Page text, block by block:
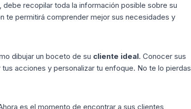
debe recopilar toda la información posible sobre su
te permitirá comprender mejor sus necesidades y
dibujar un boceto de su cliente ideal. Conocer sus
tus acciones y personalizar tu enfoque. No te lo pierdas
es el momento de encontrar a sus clientes